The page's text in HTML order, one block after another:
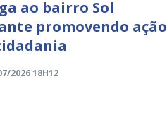
ao bairro Sol
promovendo ação
2026 18H12